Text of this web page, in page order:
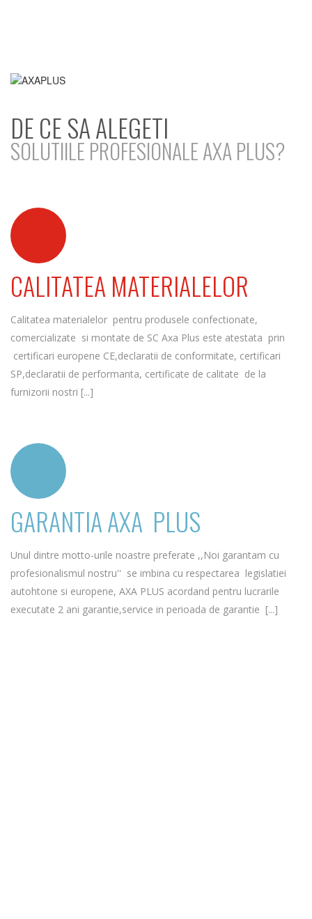
DE CE SA ALEGETI
SOLUTIILE PROFESIONALE AXA PLUS?
CALITATEA MATERIALELOR
Calitatea materialelor pentru produsele confectionate,
comercializate si montate de SC Axa Plus este atestata prin
certificari europene CE,declaratii de conformitate, certificari
SP,declaratii de performanta, certificate de calitate de la
furnizorii nostri [...]
GARANTIA AXA PLUS
Unul dintre motto-urile noastre preferate ,,Noi garantam cu
profesionalismul nostru'' se imbina cu respectarea legislatiei
autohtone si europene, AXA PLUS acordand pentru lucrarile
executate 2 ani garantie,service in perioada de garantie [...]